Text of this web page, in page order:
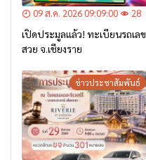
09 ส.ค. 2026 09:09:00 28
เปิดประมูลแล้ว! ทะเบียนรถเลข
สวย จ.เชียงราย
ข่าวประชาสัมพันธ์